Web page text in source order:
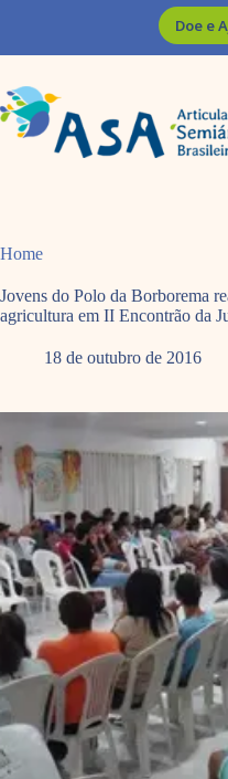
Doe e
Home
Jovens do Polo da Borborema
agricultura em II Encontrão da
18 de outubro de 2016